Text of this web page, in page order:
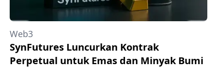
Web3
SynFutures Luncurkan Kontrak
Perpetual untuk Emas dan Minyak Bumi